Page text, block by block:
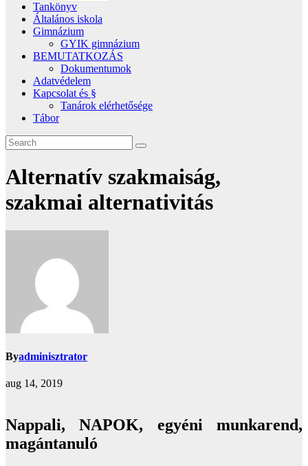
Tankönyv
Általános iskola
Gimnázium
GYIK gimnázium
BEMUTATKOZÁS
Dokumentumok
Adatvédelem
Kapcsolat és §
Tanárok elérhetősége
Tábor
Alternatív szakmaiság,
szakmai alternativitás
Byadminisztrator
aug 14, 2019
Nappali, NAPOK, egyéni munkarend,
magántanuló